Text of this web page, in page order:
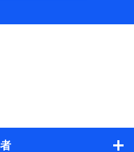
る保険関連サービスに
め
あるもしくは委託を受
NTTドコモおよび提携